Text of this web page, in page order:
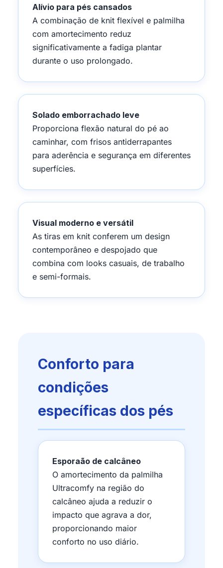
Alívio para pés cansados
A combinação de knit flexível e palmilha
com amortecimento reduz
significativamente a fadiga plantar
durante o uso prolongado.
Solado emborrachado leve
Proporciona flexão natural do pé ao
caminhar, com frisos antiderrapantes
para aderência e segurança em diferentes
superfícies.
Visual moderno e versátil
As tiras em knit conferem um design
contemporâneo e despojado que
combina com looks casuais, de trabalho
e semi-formais.
Conforto para
condições
específicas dos pés
Esporaão de calcâneo
O amortecimento da palmilha
Ultracomfy na região do
calcâneo ajuda a reduzir o
impacto que agrava a dor,
proporcionando maior
conforto no uso diário.